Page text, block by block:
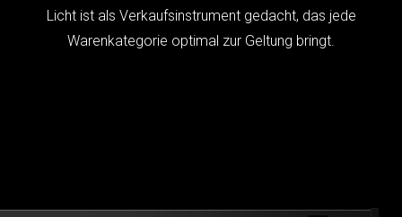
Licht ist als Verkaufsinstrument gedacht, das jede
Warenkategorie optimal zur Geltung bringt.